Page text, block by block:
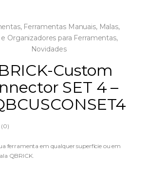
, Ferramentas Manuais, Malas,
e Organizadores para Ferramentas,
Novidades
Custom
SET 4 –
(0)
ferramenta em qualquer superfície ou em
QBRICK.